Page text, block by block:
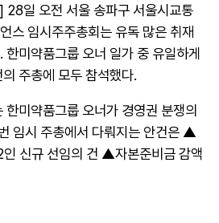
일 오전 서울 송파구 서울시교통
스 임시주주총회는 유독 많은 취재
한미약품그룹 오너 일가 중 유일하게
주총에 모두 참석했다.
미약품그룹 오너가 경영권 분쟁의
임시 주총에서 다뤄지는 안건은 ▲
신규 선임의 건 ▲자본준비금 감액